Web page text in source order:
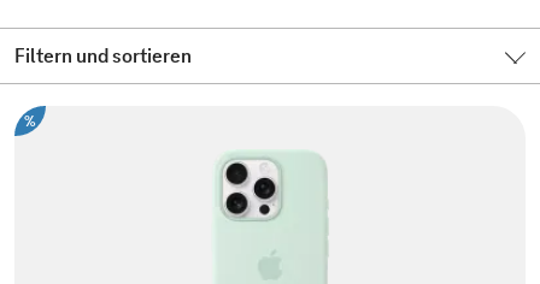
Filtern und sortieren
%